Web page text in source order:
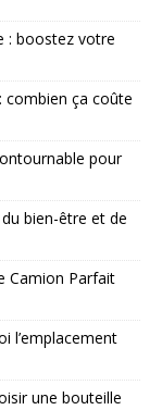
: boostez votre
combien ça coûte
pour
bien-être et de
Camion Parfait
l’emplacement
une bouteille